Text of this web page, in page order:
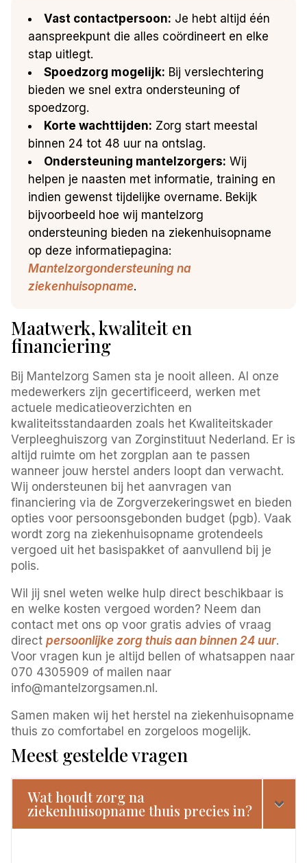
Vast contactpersoon: Je hebt altijd één
aanspreekpunt die alles coördineert en elke
stap uitlegt.
Spoedzorg mogelijk: Bij verslechtering
bieden we snel extra ondersteuning of
spoedzorg.
Korte wachttijden: Zorg start meestal
binnen 24 tot 48 uur na ontslag.
Ondersteuning mantelzorgers: Wij
helpen je naasten met informatie, training en
indien gewenst tijdelijke overname. Bekijk
bijvoorbeeld hoe wij mantelzorg
ondersteuning bieden na ziekenhuisopname
op deze informatiepagina:
Mantelzorgondersteuning na
ziekenhuisopname.
Maatwerk, kwaliteit en
financiering
Bij Mantelzorg Samen sta je nooit alleen. Al onze
medewerkers zijn gecertificeerd, werken met
actuele medicatieoverzichten en
kwaliteitsstandaarden zoals het Kwaliteitskader
Verpleeghuiszorg van Zorginstituut Nederland. Er is
altijd ruimte om het zorgplan aan te passen
wanneer jouw herstel anders loopt dan verwacht.
Wij ondersteunen bij het aanvragen van
financiering via de Zorgverzekeringswet en bieden
opties voor persoonsgebonden budget (pgb). Vaak
wordt zorg na ziekenhuisopname grotendeels
vergoed uit het basispakket of aanvullend bij je
polis.
Wil jij snel weten welke hulp direct beschikbaar is
en welke kosten vergoed worden? Neem dan
contact met ons op voor gratis advies of vraag
directpersoonlijke zorg thuis aan binnen 24 uur.
Voor vragen kun je altijd bellen of whatsappen naar
070 4305909 of mailen naar
info@mantelzorgsamen.nl.
Samen maken wij het herstel na ziekenhuisopname
thuis zo comfortabel en zorgeloos mogelijk.
Meest gestelde vragen
Wat houdt zorg na
ziekenhuisopname thuis precies in?